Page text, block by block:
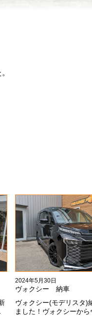
2024年5月30日
ヴォクシー 納車
ヴォクシー(モデリスタ)
ました！ヴォクシーから